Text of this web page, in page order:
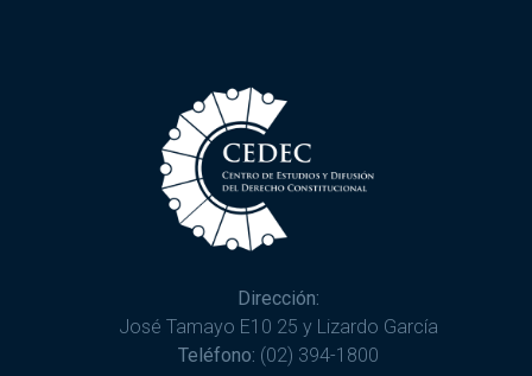
Dirección:
José Tamayo E10 25 y Lizardo García
Teléfono: (02) 394-1800